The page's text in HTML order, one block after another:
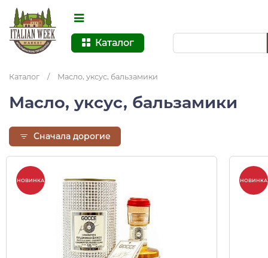
Каталог
Каталог / Масло, уксус, бальзамики
Масло, уксус, бальзамики
Сначала дорогие
НОВИНКА НОВИНКА